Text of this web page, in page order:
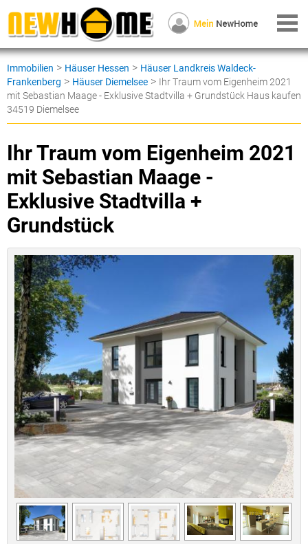
Immobilien > Häuser Hessen > Häuser Landkreis Waldeck-
Frankenberg > Häuser Diemelsee > Ihr Traum vom Eigenheim 2021
mit Sebastian Maage - Exklusive Stadtvilla + Grundstück Haus kaufen
34519 Diemelsee
Ihr Traum vom Eigenheim 2021
mit Sebastian Maage -
Exklusive Stadtvilla +
Grundstück